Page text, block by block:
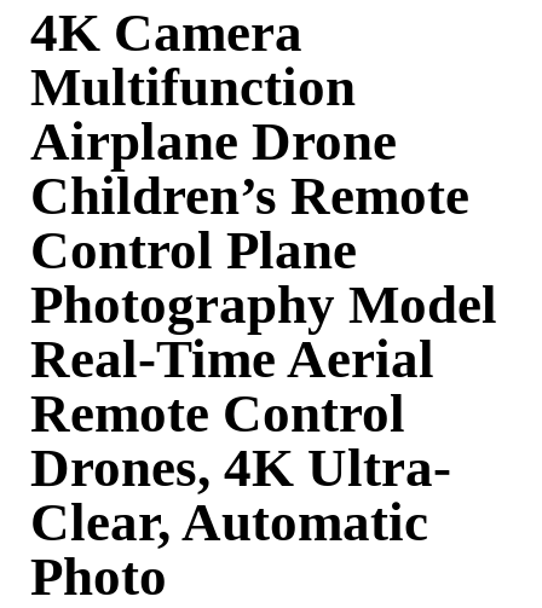
4K Camera
Multifunction
Airplane Drone
Children’s Remote
Control Plane
Photography Model
Real-Time Aerial
Remote Control
Drones, 4K Ultra-
Clear, Automatic
Photo